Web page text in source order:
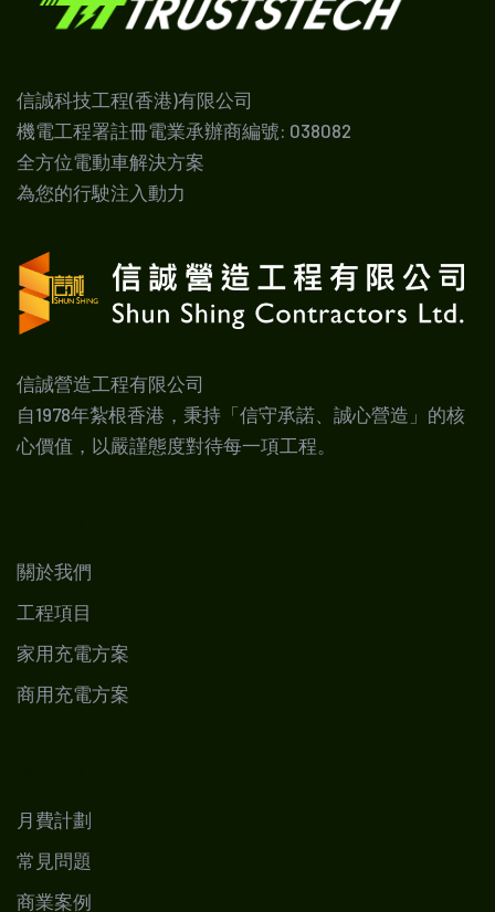
信誠科技工程(香港)有限公司
機電工程署註冊電業承辦商編號: 038082
全方位電動車解決方案
為您的行駛注入動力
信誠營造工程有限公司
自1978年紮根香港，秉持「信守承諾、誠心營造」的核
心價值，以嚴謹態度對待每一項工程。
關於我們
工程項目
家用充電方案
商用充電方案
月費計劃
常見問題
商業案例